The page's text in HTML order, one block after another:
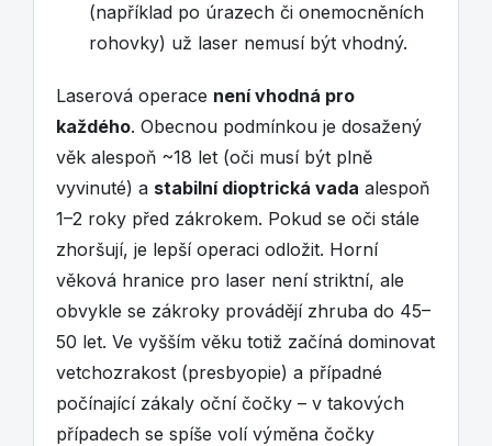
(například po úrazech či onemocněních
rohovky) už laser nemusí být vhodný.
Laserová operace není vhodná pro
každého. Obecnou podmínkou je dosažený
věk alespoň ~18 let (oči musí být plně
vyvinuté) a stabilní dioptrická vada alespoň
1–2 roky před zákrokem. Pokud se oči stále
zhoršují, je lepší operaci odložit. Horní
věková hranice pro laser není striktní, ale
obvykle se zákroky provádějí zhruba do 45–
50 let. Ve vyšším věku totiž začíná dominovat
vetchozrakost (presbyopie) a případné
počínající zákaly oční čočky – v takových
případech se spíše volí výměna čočky